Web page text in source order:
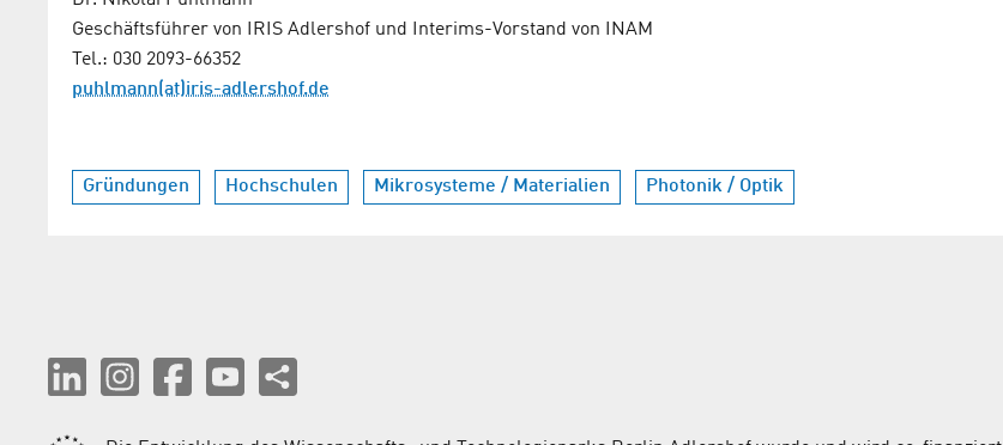
Geschäftsführer von IRIS Adlershof und Interims-Vorstand von INAM
Tel.: 030 2093-66352
puhlmann(at)iris-adlershof.de
Gründungen Hochschulen Mikrosysteme / Materialien Photonik / Optik